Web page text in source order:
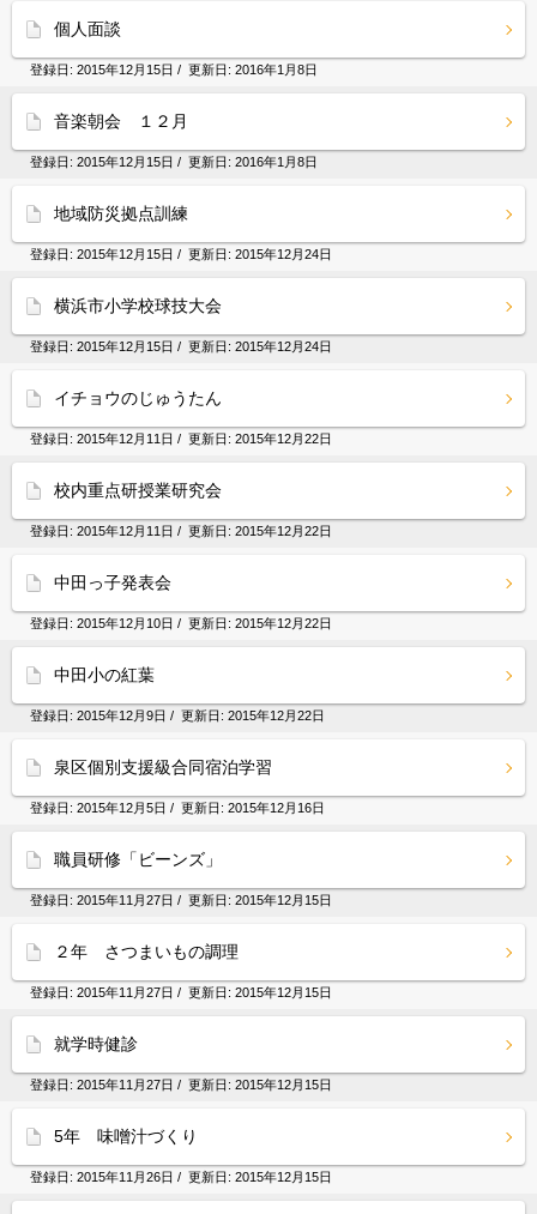
個人面談
登録日: 2015年12月15日 / 更新日: 2016年1月8日
音楽朝会 １２月
登録日: 2015年12月15日 / 更新日: 2016年1月8日
地域防災拠点訓練
登録日: 2015年12月15日 / 更新日: 2015年12月24日
横浜市小学校球技大会
登録日: 2015年12月15日 / 更新日: 2015年12月24日
イチョウのじゅうたん
登録日: 2015年12月11日 / 更新日: 2015年12月22日
校内重点研授業研究会
登録日: 2015年12月11日 / 更新日: 2015年12月22日
中田っ子発表会
登録日: 2015年12月10日 / 更新日: 2015年12月22日
中田小の紅葉
登録日: 2015年12月9日 / 更新日: 2015年12月22日
泉区個別支援級合同宿泊学習
登録日: 2015年12月5日 / 更新日: 2015年12月16日
職員研修「ビーンズ」
登録日: 2015年11月27日 / 更新日: 2015年12月15日
２年 さつまいもの調理
登録日: 2015年11月27日 / 更新日: 2015年12月15日
就学時健診
登録日: 2015年11月27日 / 更新日: 2015年12月15日
5年 味噌汁づくり
登録日: 2015年11月26日 / 更新日: 2015年12月15日